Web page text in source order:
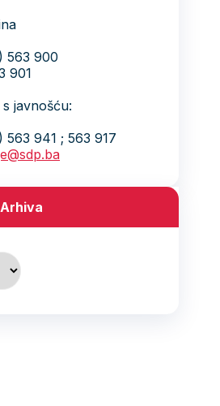
563 900
901
javnošću:
563 941 ; 563 917
Arhiva